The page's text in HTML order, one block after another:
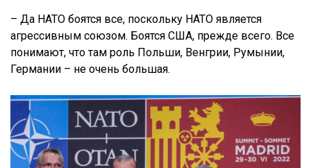
– Да НАТО боятся все, поскольку НАТО является
агрессивным союзом. Боятся США, прежде всего. Все
понимают, что там роль Польши, Венгрии, Румынии,
Германии – не очень большая.